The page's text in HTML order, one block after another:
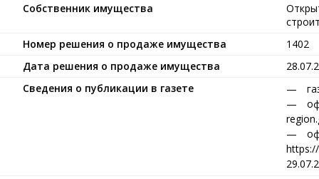
Собственник имущества
Номер решения о продаже имущества
1402
Дата решения о продаже имущества
Сведения о публикации в газете